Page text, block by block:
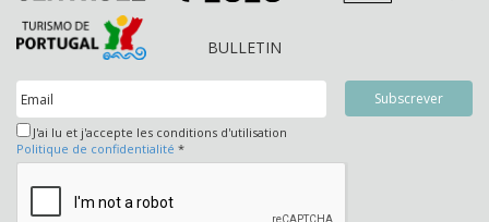
BULLETIN
J'ai lu et j'accepte les conditions d'utilisation
Politique de confidentialité *